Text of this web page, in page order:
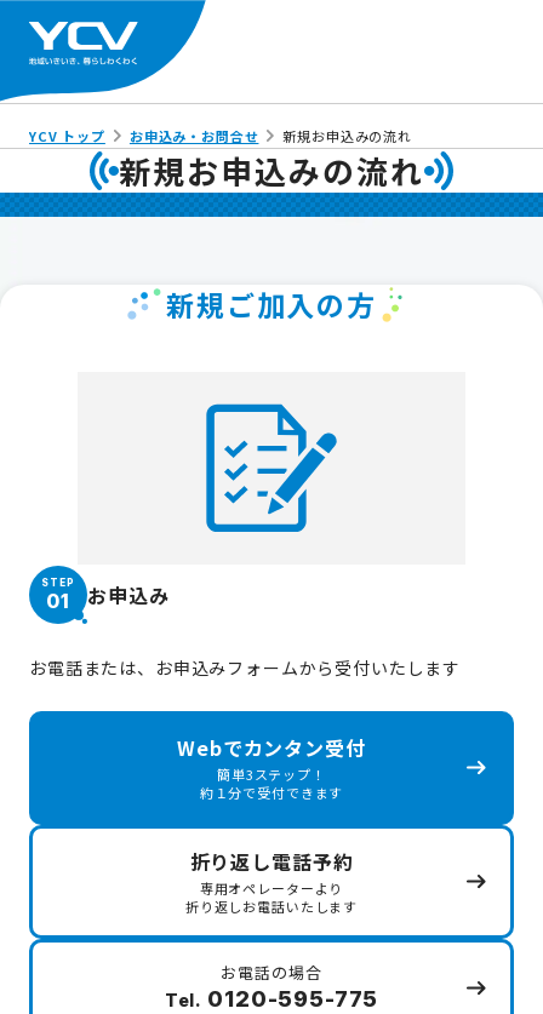
YCV トップ お申込み・お問合せ 新規お申込みの流れ
新規お申込みの流れ
新規ご加入の方
STEP
01 お申込み
お電話または、お申込みフォームから受付いたします
Webでカンタン受付
簡単3ステップ！
約１分で受付できます
折り返し電話予約
専用オペレーターより
折り返しお電話いたします
お電話の場合
Tel. 0120-595-775